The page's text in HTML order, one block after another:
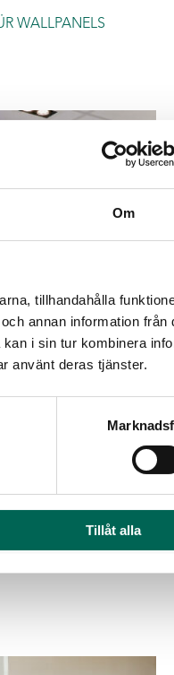
Om
tillhandahålla
annan information från
i sin tur kombinera
använt deras tjänster.
Tillåt alla
WALLPANELS